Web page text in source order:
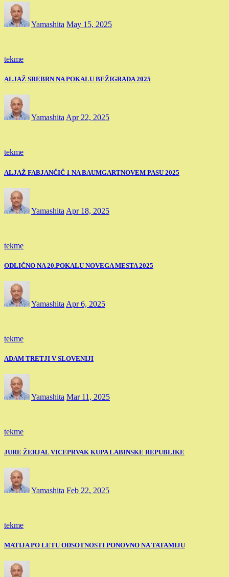
Yamashita May 15, 2025
tekme
ALJAŽ SREBRN NA POKALU BEŽIGRADA 2025
Yamashita Apr 22, 2025
tekme
ALJAŽ FABJANČIČ 1 NA BAUMGARTNOVEM PASU 2025
Yamashita Apr 18, 2025
tekme
ODLIČNO NA 20.POKALU NOVEGA MESTA 2025
Yamashita Apr 6, 2025
tekme
ADAM TRETJI V SLOVENIJI
Yamashita Mar 11, 2025
tekme
JURE ŽERJAL VICEPRVAK KUPA LABINSKE REPUBLIKE
Yamashita Feb 22, 2025
tekme
MATIJA PO LETU ODSOTNOSTI PONOVNO NA TATAMIJU